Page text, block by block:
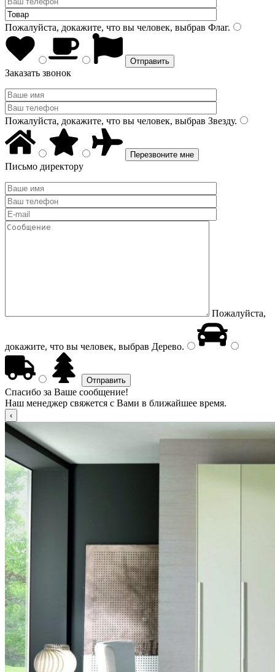
Пожалуйста, докажите, что вы человек, выбрав Флаг.
Заказать звонок
Пожалуйста, докажите, что вы человек, выбрав Звезду.
Письмо директору
Пожалуйста,
докажите, что вы человек, выбрав Дерево.
Спасибо за Ваше сообщение!
Наш менеджер свяжется с Вами в ближайшее время.